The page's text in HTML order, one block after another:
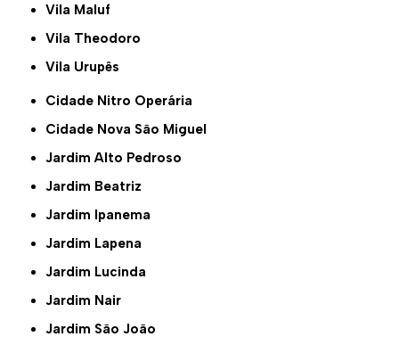
Vila Maluf
Vila Theodoro
Vila Urupês
Cidade Nitro Operária
Cidade Nova São Miguel
Jardim Alto Pedroso
Jardim Beatriz
Jardim Ipanema
Jardim Lapena
Jardim Lucinda
Jardim Nair
Jardim São João